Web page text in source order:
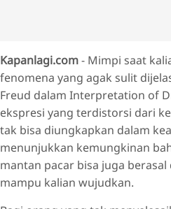
Kapanlagi.com- Mimpi saat
fenomena yang agak sulit
Freud dalam Interpretation of
ekspresi yang terdistorsi dari
tak bisa diungkapkan dalam
menunjukkan kemungkinan
mantan pacar bisa juga
mampu kalian wujudkan.